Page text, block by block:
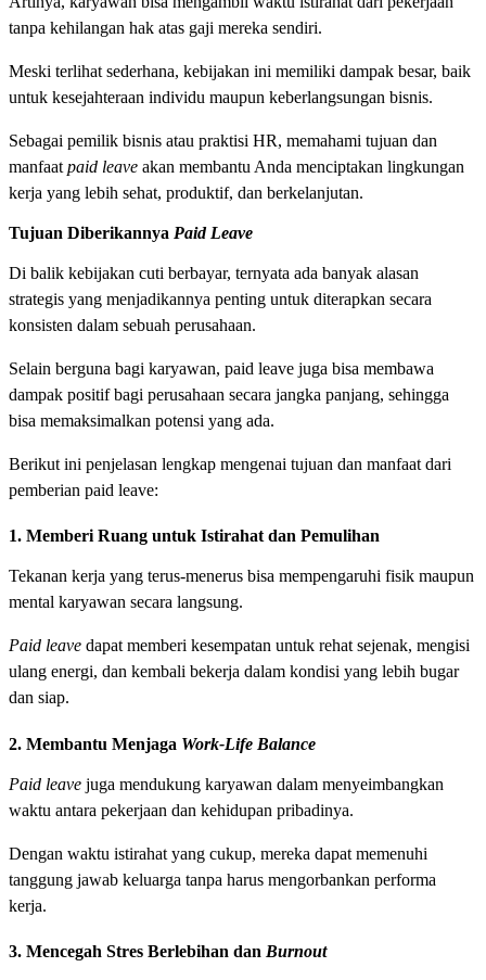
tanpa kehilangan hak atas gaji mereka sendiri.
Meski terlihat sederhana, kebijakan ini memiliki dampak besar, baik
untuk kesejahteraan individu maupun keberlangsungan bisnis.
Sebagai pemilik bisnis atau praktisi HR, memahami tujuan dan
manfaat paid leave akan membantu Anda menciptakan lingkungan
kerja yang lebih sehat, produktif, dan berkelanjutan.
Tujuan Diberikannya Paid Leave
Di balik kebijakan cuti berbayar, ternyata ada banyak alasan
strategis yang menjadikannya penting untuk diterapkan secara
konsisten dalam sebuah perusahaan.
Selain berguna bagi karyawan, paid leave juga bisa membawa
dampak positif bagi perusahaan secara jangka panjang, sehingga
bisa memaksimalkan potensi yang ada.
Berikut ini penjelasan lengkap mengenai tujuan dan manfaat dari
pemberian paid leave:
1. Memberi Ruang untuk Istirahat dan Pemulihan
Tekanan kerja yang terus-menerus bisa mempengaruhi fisik maupun
mental karyawan secara langsung.
Paid leave dapat memberi kesempatan untuk rehat sejenak, mengisi
ulang energi, dan kembali bekerja dalam kondisi yang lebih bugar
dan siap.
2. Membantu Menjaga Work-Life Balance
Paid leave juga mendukung karyawan dalam menyeimbangkan
waktu antara pekerjaan dan kehidupan pribadinya.
Dengan waktu istirahat yang cukup, mereka dapat memenuhi
tanggung jawab keluarga tanpa harus mengorbankan performa
kerja.
3. Mencegah Stres Berlebihan dan Burnout